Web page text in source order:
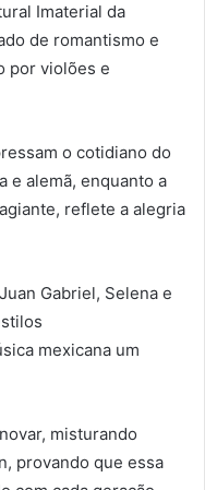
Imaterial da
de romantismo e
por violões e
o cotidiano do
e alemã, enquanto a
reflete a alegria
Gabriel, Selena e
mexicana um
misturando
provando que essa